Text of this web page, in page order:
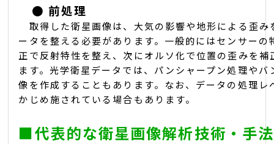
● 前処理
取得した衛星画像は、大気の影響や地形による歪み
ータを整える必要があります。一般的にはセンサー
正で反射特性を整え、次にオルソ化で位置の歪みを
ます。光学衛星データでは、パンシャープン処理や
像を作成することもあります。なお、データの処理
かじめ施されている場合もあります。
■代表的な衛星画像解析技術・手法